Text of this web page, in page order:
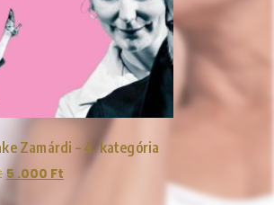
Zamárdi – 4. kategória
5 .000 Ft